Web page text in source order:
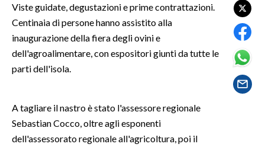
SPETTACOLI
GOSSIP
SARDEGNA TURISMO
SARDI NEL MONDO
Viste guidate, degustazioni e prime contrattazioni.
Centinaia di persone hanno assistito alla
inaugurazione della fiera degli ovini e
dell'agroalimentare, con espositori giunti da tutte le
parti dell'isola.
A tagliare il nastro è stato l'assessore regionale
Sebastian Cocco, oltre agli esponenti
dell'assessorato regionale all'agricoltura, poi il